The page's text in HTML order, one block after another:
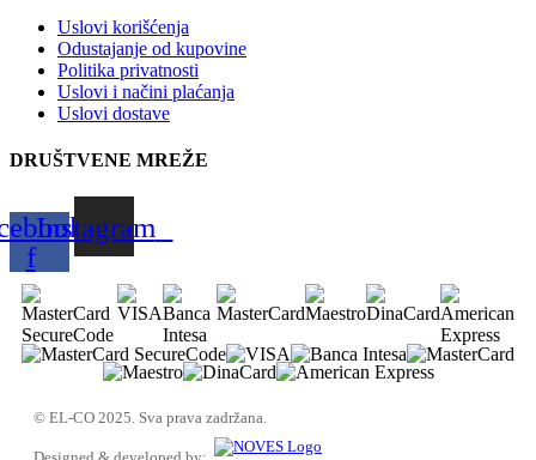
Uslovi korišćenja
Odustajanje od kupovine
Politika privatnosti
Uslovi i načini plaćanja
Uslovi dostave
DRUŠTVENE MREŽE
f
Instagram
© EL-CO 2025. Sva prava zadržana.